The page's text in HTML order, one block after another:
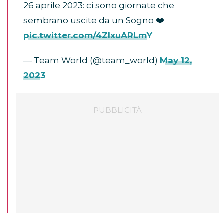
26 aprile 2023: ci sono giornate che
sembrano uscite da un Sogno ❤️
pic.twitter.com/4ZlxuARLmY
— Team World (@team_world) May 12,
2023